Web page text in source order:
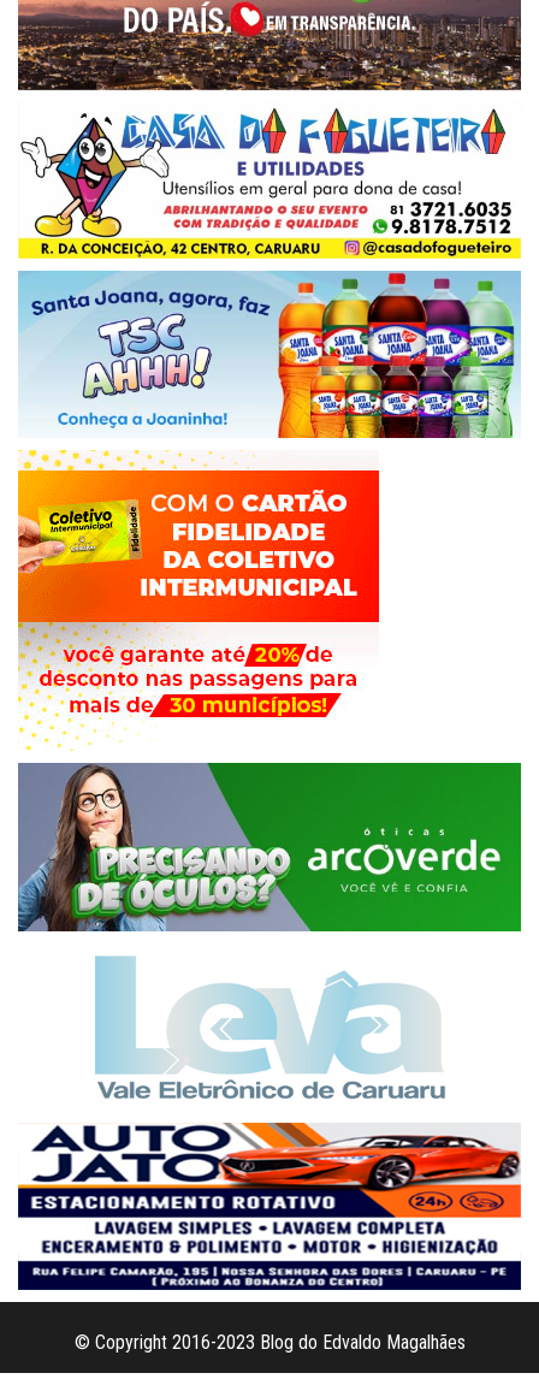
© Copyright 2016-2023 Blog do Edvaldo Magalhães